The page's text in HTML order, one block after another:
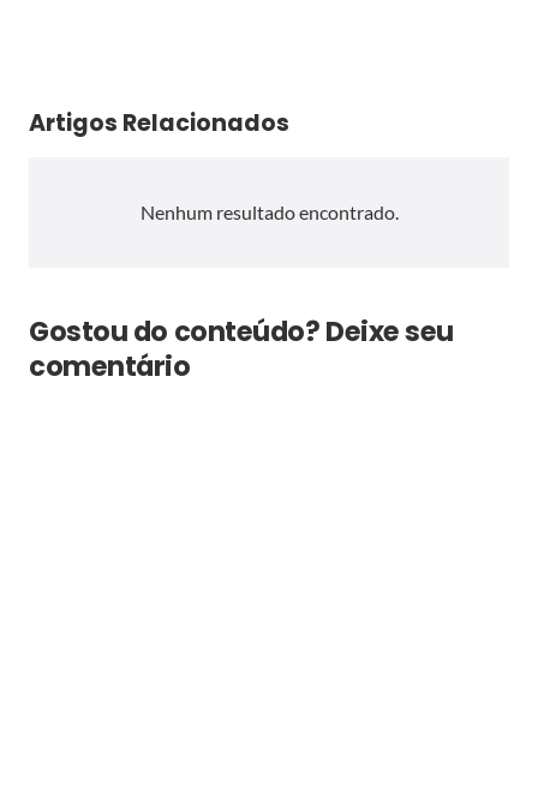
Artigos Relacionados
Nenhum resultado encontrado.
Gostou do conteúdo? Deixe seu
comentário